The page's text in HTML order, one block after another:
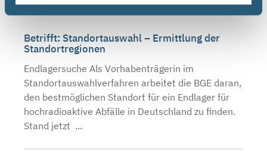
Betrifft: Standortauswahl – Ermittlung der
Standortregionen
Endlagersuche Als Vorhabenträgerin im
Standortauswahlverfahren arbeitet die BGE daran,
den bestmöglichen Standort für ein Endlager für
hochradioaktive Abfälle in Deutschland zu finden.
Stand jetzt ...